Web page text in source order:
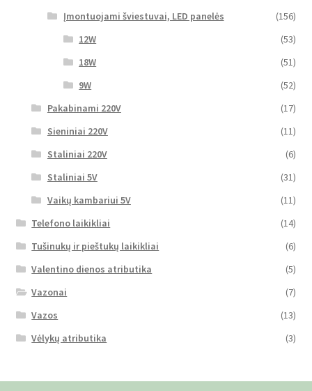
Įmontuojami šviestuvai, LED panelės
(156)
12W
(53)
18W
(51)
9W
(52)
Pakabinami 220V
(17)
Sieniniai 220V
(11)
Staliniai 220V
(6)
Staliniai 5V
(31)
Vaikų kambariui 5V
(11)
Telefono laikikliai
(14)
Tušinukų ir pieštukų laikikliai
(6)
Valentino dienos atributika
(5)
Vazonai
(7)
Vazos
(13)
Vėlykų atributika
(3)